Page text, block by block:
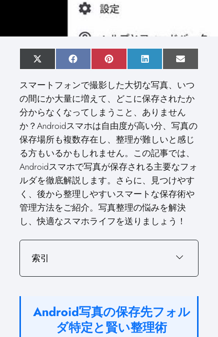
S
h
r
e
o
n
X
(
w
i
t
t
e
r
)
S
h
r
e
o
n
F
a
e
b
o
o
k
S
h
r
n
P
i
t
e
s
t
S
h
r
e
o
n
L
i
k
e
d
I
n
S
h
r
o
E
m
i
スマートフォンで撮影した大切な写真、いつ
の間にか大量に増えて、どこに保存されたか
分からなくなってしまうこと、ありません
か？Androidスマホは自由度が高い分、写真の
保存場所も複数存在し、整理が難しいと感じ
る方もいるかもしれません。この記事では、
Androidスマホで写真が保存される主要なフォ
ルダを徹底解説します。さらに、見つけやす
く、後から整理しやすいスマートな保存術や
管理方法をご紹介。写真整理の悩みを解決
し、快適なスマホライフを送りましょう！
索引
Android写真の保存先フォル
ダ特定と賢い整理術